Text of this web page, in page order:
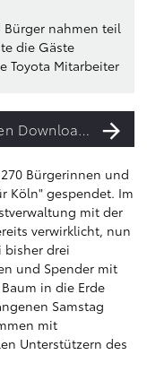
Bürger nahmen teil
die Gäste
Toyota Mitarbeiter
Zu den Downloads
Bürgerinnen und
Köln" gespendet. Im
mit der
verwirklicht, nun
bisher drei
und Spender mit
in die Erde
Samstag
mit
Unterstützern des